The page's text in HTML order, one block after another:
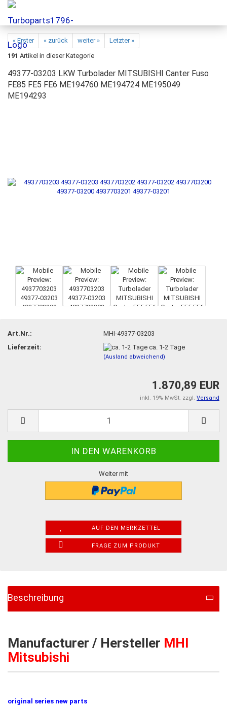
« Erster « zurück weiter »
Letzter »
191 Artikel in dieser Kategorie
49377-03203 LKW Turbolader MITSUBISHI Canter Fuso
FE85 FE5 FE6 ME194760 ME194724 ME195049
ME194293
Art.Nr.:
MHI-49377-03203
Lieferzeit:
ca. 1-2 Tage
(Ausland abweichend)
1.870,89 EUR
inkl. 19% MwSt. zzgl. Versand
Weiter mit
AUF DEN MERKZETTEL
FRAGE ZUM PRODUKT
Beschreibung
Manufacturer / Hersteller MHI
Mitsubishi
original series new parts